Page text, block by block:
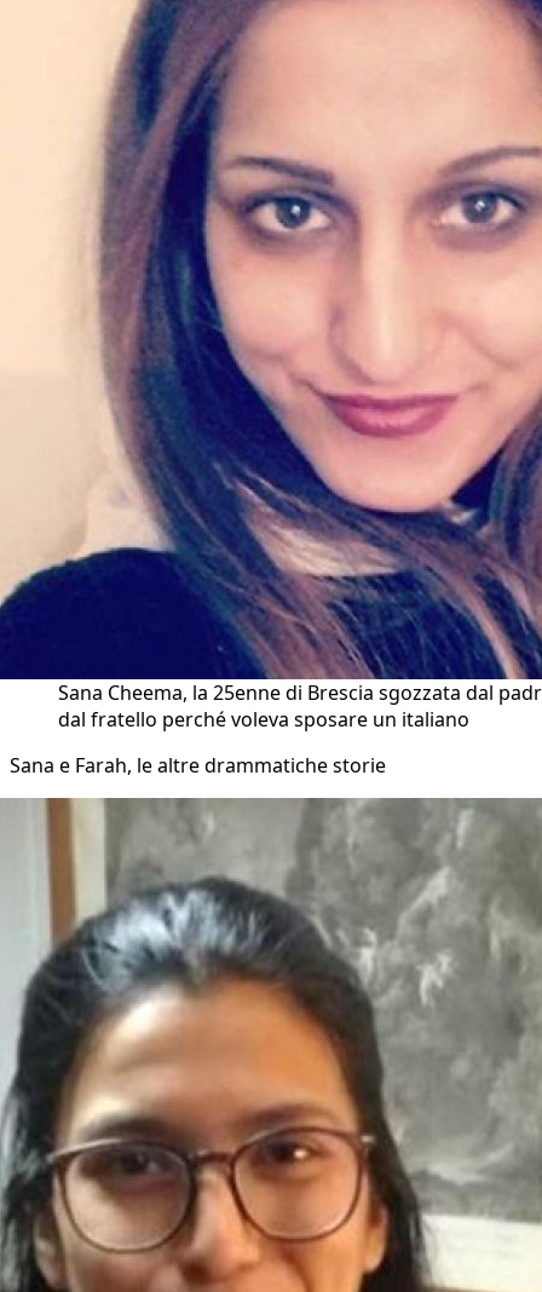
Sana Cheema, la 25enne di Brescia sgozzata dal
dal fratello perché voleva sposare un italiano
Sana e Farah, le altre drammatiche storie